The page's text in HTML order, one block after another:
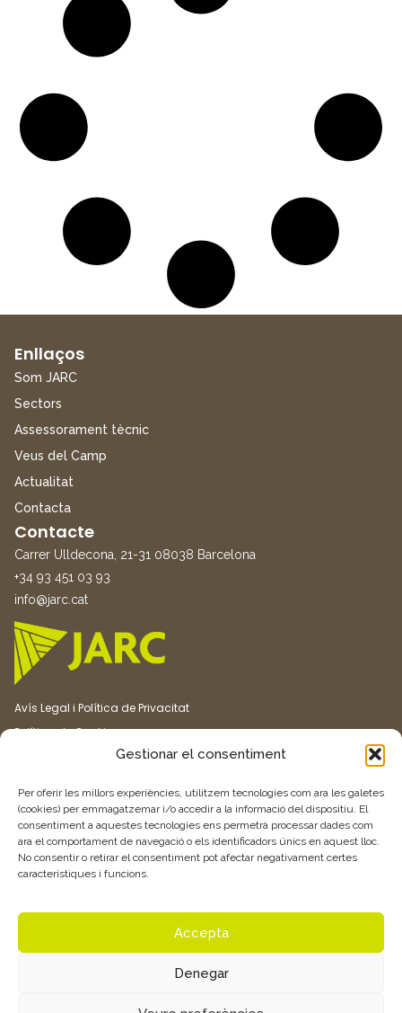
Gestionar el consentiment
Per oferir les millors experiències, utilitzem tecnologies com ara les galetes
(cookies) per emmagatzemar i/o accedir a la informació del dispositiu. El
consentiment a aquestes tecnologies ens permetrà processar dades com
ara el comportament de navegació o els identificadors únics en aquest lloc.
No consentir o retirar el consentiment pot afectar negativament certes
característiques i funcions.
Accepta
Denegar
Enllaços
Som JARC
Sectors
Assessorament tècnic
Veus del Camp
Actualitat
Contacta
Contacte
Carrer Ulldecona, 21-31 08038 Barcelona
+34 93 451 03 93
info@jarc.cat
Avís Legal i Política de Privacitat
Política de Cookies
Vull rebre més informació